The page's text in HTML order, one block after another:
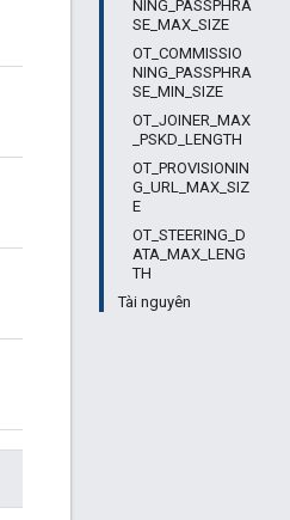
NING_PASSPHRA
SE_MAX_SIZE
OT_COMMISSIO
NING_PASSPHRA
SE_MIN_SIZE
OT_JOINER_MAX
_PSKD_LENGTH
OT_PROVISIONIN
G_URL_MAX_SIZ
E
OT_STEERING_D
ATA_MAX_LENG
TH
Tài nguyên